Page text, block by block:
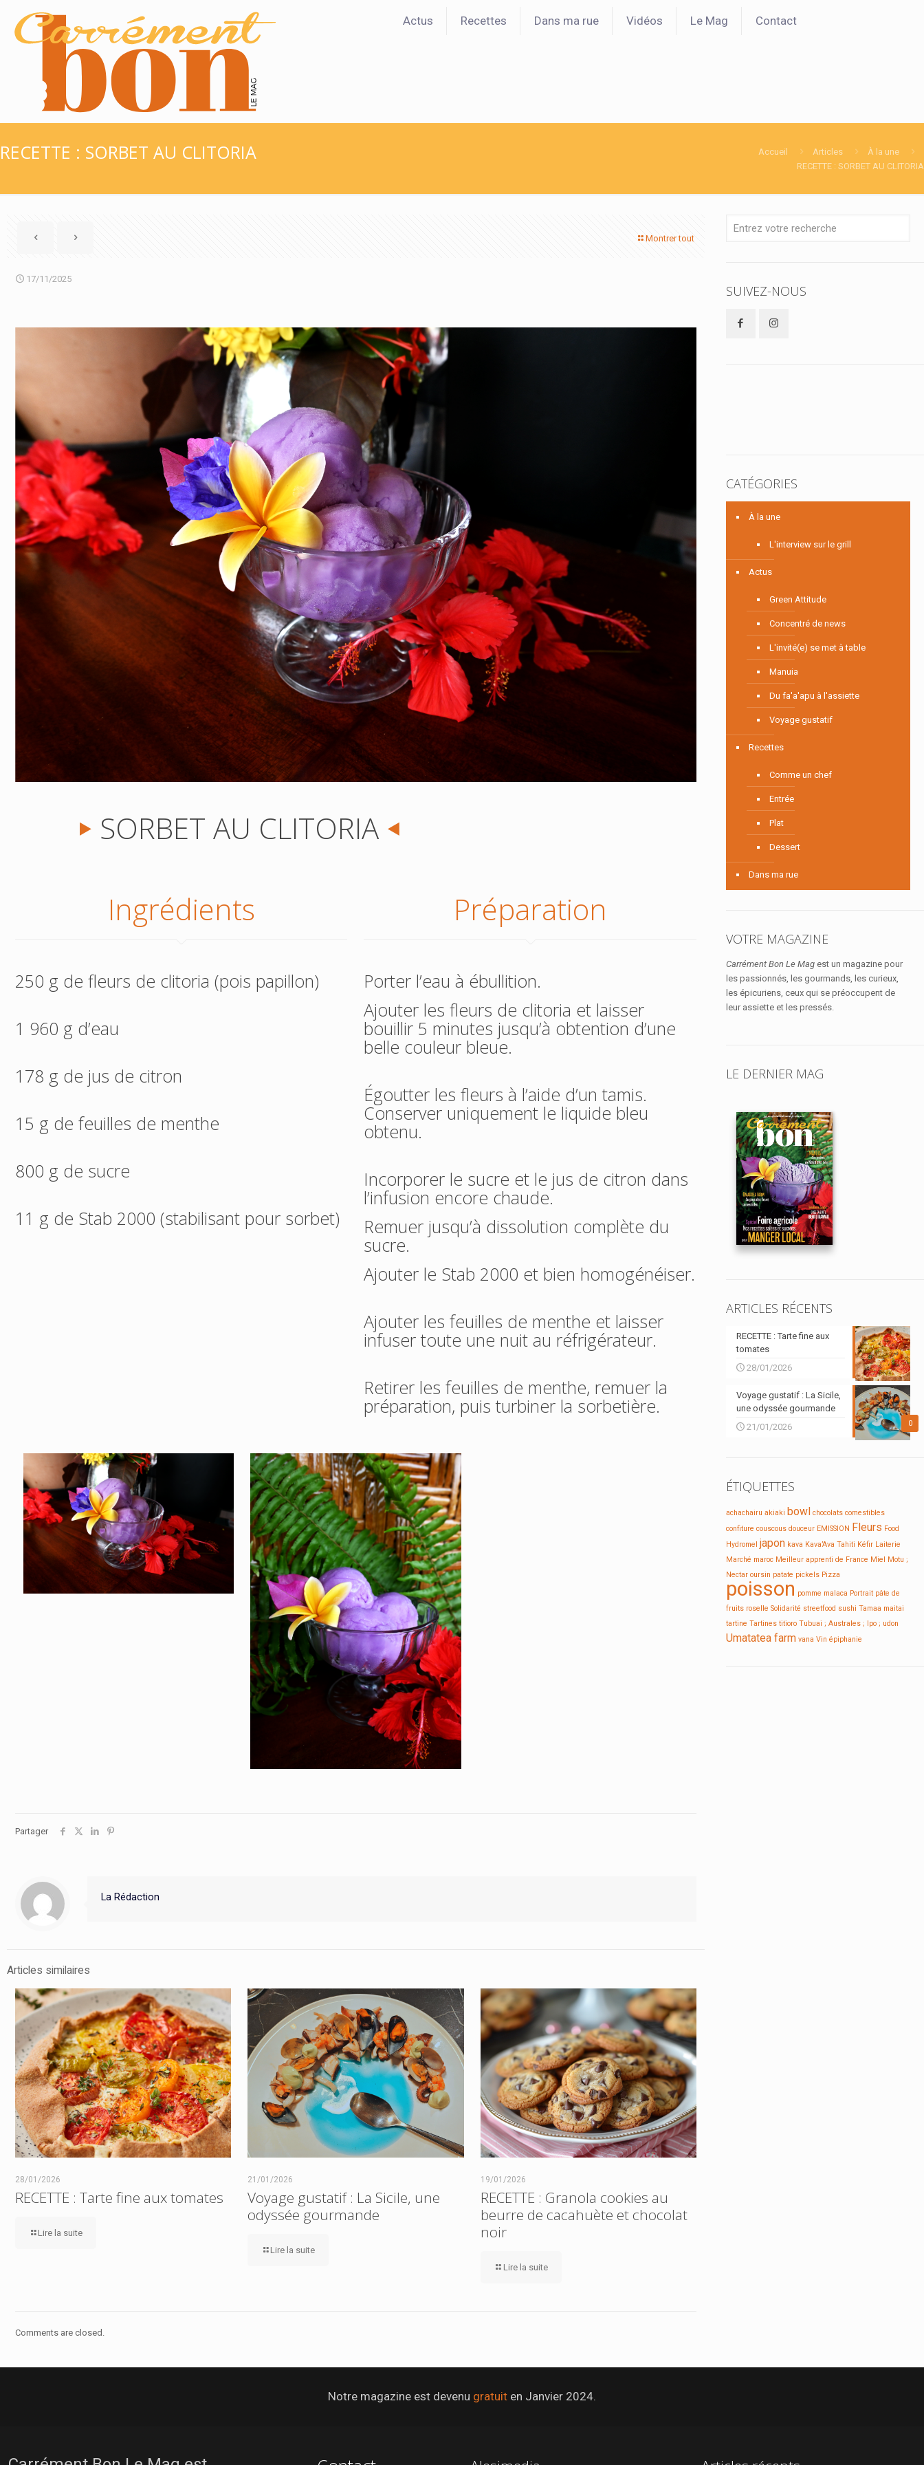
Actus Recettes Dans ma rue Vidéos Le Mag Contact
RECETTE : SORBET AU CLITORIA Accueil Articles
À la une
RECETTE : SORBET AU CLITORIA
Montrer tout
17/11/2025
SORBET AU CLITORIA
Ingrédients
250 g de fleurs de clitoria (pois papillon)
1 960 g d’eau
178 g de jus de citron
15 g de feuilles de menthe
800 g de sucre
11 g de Stab 2000 (stabilisant pour sorbet)
Préparation
Porter l’eau à ébullition.
Ajouter les fleurs de clitoria et laisser
bouillir 5 minutes jusqu’à obtention d’une
belle couleur bleue.
Égoutter les fleurs à l’aide d’un tamis.
Conserver uniquement le liquide bleu
obtenu.
Incorporer le sucre et le jus de citron dans
l’infusion encore chaude.
Remuer jusqu’à dissolution complète du
sucre.
Ajouter le Stab 2000 et bien homogénéiser.
Ajouter les feuilles de menthe et laisser
infuser toute une nuit au réfrigérateur.
Retirer les feuilles de menthe, remuer la
préparation, puis turbiner la sorbetière.
Partager
La Rédaction
Articles similaires
28/01/2026
RECETTE : Tarte fine aux tomates
Lire la suite
21/01/2026
Voyage gustatif : La Sicile, une
odyssée gourmande
Lire la suite
19/01/2026
RECETTE : Granola cookies au
beurre de cacahuète et chocolat
noir
Lire la suite
Comments are closed.
SUIVEZ-NOUS
CATÉGORIES
À la une
L'interview sur le grill
Actus
Green Attitude
Concentré de news
L'invité(e) se met à table
Manuia
Du fa'a'apu à l'assiette
Voyage gustatif
Recettes
Comme un chef
Entrée
Plat
Dessert
Dans ma rue
VOTRE MAGAZINE
Carrément Bon Le Magest un magazine pour
les passionnés, les gourmands, les curieux,
les épicuriens, ceux qui se préoccupent de
leur assiette et les pressés.
LE DERNIER MAG
ARTICLES RÉCENTS
RECETTE : Tarte fine aux
tomates
28/01/2026
0
Voyage gustatif : La Sicile,
une odyssée gourmande
21/01/2026
ÉTIQUETTES
achachairu akiaki bowl chocolats comestibles
confiture couscous douceur EMISSION Fleurs Food
Hydromel japon kava Kava’Ava Tahiti Kéfir Laiterie
Marché maroc Meilleur apprenti de France Miel
Motu ;
Nectar oursin patate pickels Pizza
poisson pomme malaca Portrait pâte de
fruits roselle Solidarité streetfood sushi Tamaa maitai
tartine Tartines titioro Tubuai ; Australes ; Ipo ; udon
Umatatea farm vana Vin épiphanie
Notre magazine est devenu gratuit en Janvier 2024.